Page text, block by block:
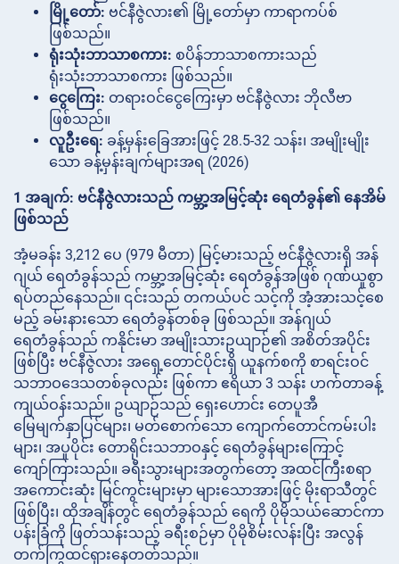
မြို့တော်: ဗင်နီဇွဲလား၏ မြို့တော်မှာ ကာရာကပ်စ်
ဖြစ်သည်။
ရုံးသုံးဘာသာစကား: စပိန်ဘာသာစကားသည်
ရုံးသုံးဘာသာစကား ဖြစ်သည်။
ငွေကြေး: တရားဝင်ငွေကြေးမှာ ဗင်နီဇွဲလား ဘိုလီဗာ
ဖြစ်သည်။
လူဦးရေ: ခန့်မှန်းခြေအားဖြင့် 28.5-32 သန်း၊ အမျိုးမျိုး
သော ခန့်မှန်းချက်များအရ (2026)
1 အချက်: ဗင်နီဇွဲလားသည် ကမ္ဘာ့အမြင့်ဆုံး ရေတံခွန်၏ နေအိမ်
ဖြစ်သည်
အံ့မခန်း 3,212 ပေ (979 မီတာ) မြင့်မားသည့် ဗင်နီဇွဲလားရှိ အန်
ဂျယ် ရေတံခွန်သည် ကမ္ဘာ့အမြင့်ဆုံး ရေတံခွန်အဖြစ် ဂုဏ်ယူစွာ
ရပ်တည်နေသည်။ ၎င်းသည် တကယ်ပင် သင့်ကို အံ့အားသင့်စေ
မည့် ခမ်းနားသော ရေတံခွန်တစ်ခု ဖြစ်သည်။ အန်ဂျယ်
ရေတံခွန်သည် ကနိုင်းမာ အမျိုးသားဥယျာဉ်၏ အစိတ်အပိုင်း
ဖြစ်ပြီး ဗင်နီဇွဲလား အရှေ့တောင်ပိုင်းရှိ ယူနက်စကို စာရင်းဝင်
သဘာဝဒေသတစ်ခုလည်း ဖြစ်ကာ ဧရိယာ 3 သန်း ဟက်တာခန့်
ကျယ်ဝန်းသည်။ ဥယျာဉ်သည် ရှေးဟောင်း တေပူအီ
မြေမျက်နှာပြင်များ၊ မတ်စောက်သော ကျောက်တောင်ကမ်းပါး
များ၊ အပူပိုင်း တောရိုင်းသဘာဝနှင့် ရေတံခွန်များကြောင့်
ကျော်ကြားသည်။ ခရီးသွားများအတွက်တော့ အထင်ကြီးစရာ
အကောင်းဆုံး မြင်ကွင်းများမှာ များသောအားဖြင့် မိုးရာသီတွင်
ဖြစ်ပြီး၊ ထိုအချိန်တွင် ရေတံခွန်သည် ရေကို ပိုမိုသယ်ဆောင်ကာ
ပန်းခြံကို ဖြတ်သန်းသည့် ခရီးစဉ်မှာ ပိုမိုစိမ်းလန်းပြီး အလွန်
တက်ကြွထင်ရှားနေတတ်သည်။